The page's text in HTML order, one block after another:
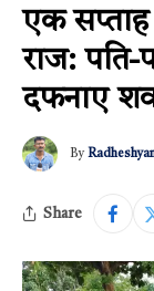
एक
राज: पति-
दफनाए
By
Share